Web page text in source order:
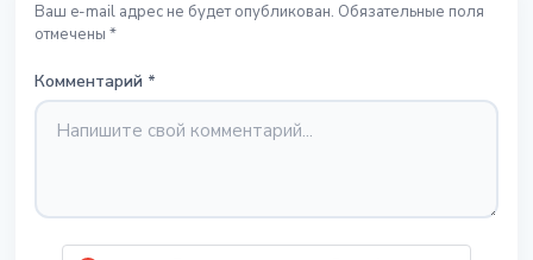
Ваш e-mail адрес не будет опубликован. Обязательные поля
отмечены *
Комментарий *